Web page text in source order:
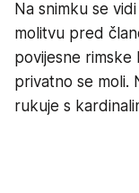
Na snimku se
molitvu pred
povijesne
privatno se moli.
rukuje s